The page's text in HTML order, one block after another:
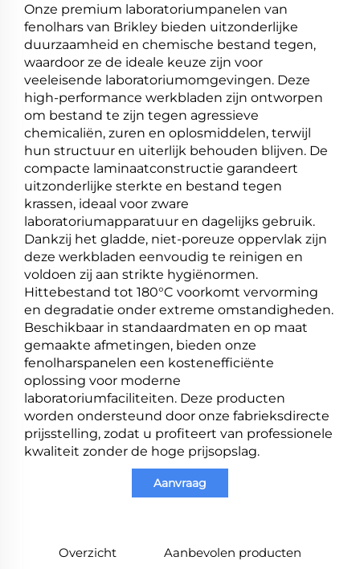
Onze premium laboratoriumpanelen van
fenolhars van Brikley bieden uitzonderlijke
duurzaamheid en chemische bestand tegen,
waardoor ze de ideale keuze zijn voor
veeleisende laboratoriumomgevingen. Deze
high-performance werkbladen zijn ontworpen
om bestand te zijn tegen agressieve
chemicaliën, zuren en oplosmiddelen, terwijl
hun structuur en uiterlijk behouden blijven. De
compacte laminaatconstructie garandeert
uitzonderlijke sterkte en bestand tegen
krassen, ideaal voor zware
laboratoriumapparatuur en dagelijks gebruik.
Dankzij het gladde, niet-poreuze oppervlak zijn
deze werkbladen eenvoudig te reinigen en
voldoen zij aan strikte hygiënormen.
Hittebestand tot 180°C voorkomt vervorming
en degradatie onder extreme omstandigheden.
Beschikbaar in standaardmaten en op maat
gemaakte afmetingen, bieden onze
fenolharspanelen een kostenefficiënte
oplossing voor moderne
laboratoriumfaciliteiten. Deze producten
worden ondersteund door onze fabrieksdirecte
prijsstelling, zodat u profiteert van professionele
kwaliteit zonder de hoge prijsopslag.
Aanvraag
Overzicht Aanbevolen producten